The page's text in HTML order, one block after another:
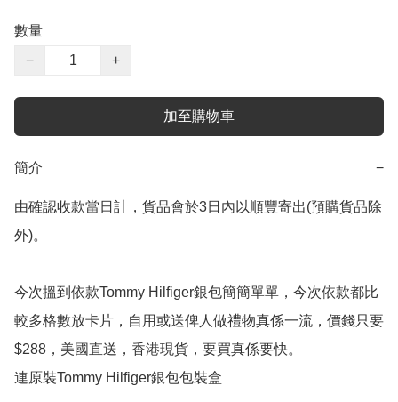
數量
−
+
加至購物車
簡介 −
由確認收款當日計，貨品會於3日內以順豐寄出(預購貨品除
外)。
今次搵到依款Tommy Hilfiger銀包簡簡單單，今次依款都比
較多格數放卡片，自用或送俾人做禮物真係一流，價錢只要
$288，美國直送，香港現貨，要買真係要快。
連原裝Tommy Hilfiger銀包包裝盒